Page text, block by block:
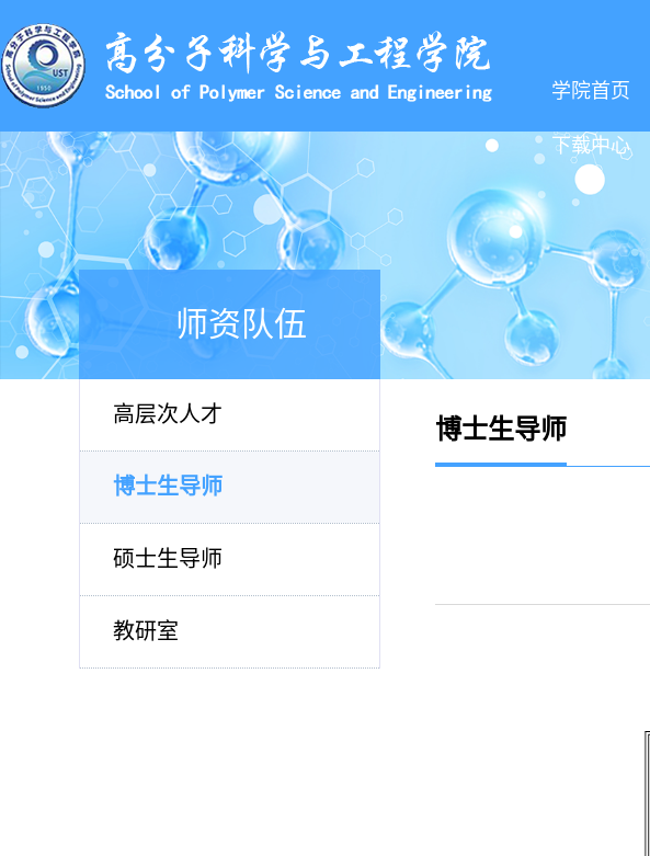
学院首页
下载中心
师资队伍
高层次人才
博士生导师
硕士生导师
教研室
博士生导师